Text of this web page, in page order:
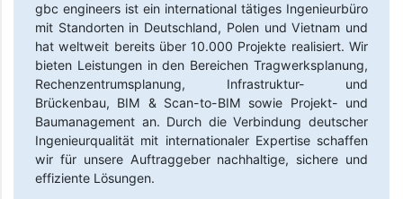
gbc engineers ist ein international tätiges Ingenieurbüro
mit Standorten in Deutschland, Polen und Vietnam und
hat weltweit bereits über 10.000 Projekte realisiert. Wir
bieten Leistungen in den Bereichen Tragwerksplanung,
Rechenzentrumsplanung, Infrastruktur- und
Brückenbau, BIM & Scan-to-BIM sowie Projekt- und
Baumanagement an. Durch die Verbindung deutscher
Ingenieurqualität mit internationaler Expertise schaffen
wir für unsere Auftraggeber nachhaltige, sichere und
effiziente Lösungen.